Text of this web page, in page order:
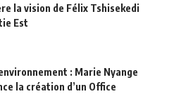
la vision de Félix Tshisekedi
Est
: Marie Nyange
la création d’un Office